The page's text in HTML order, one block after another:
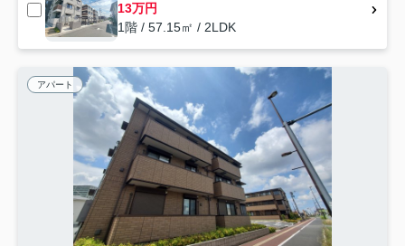
13万円
1階 / 57.15㎡ / 2LDK
アパート